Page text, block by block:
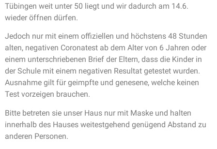
Tübingen weit unter 50 liegt und wir dadurch am 14.6.
wieder öffnen dürfen.
Jedoch nur mit einem offiziellen und höchstens 48 Stunden
alten, negativen Coronatest ab dem Alter von 6 Jahren oder
einem unterschriebenen Brief der Eltern, dass die Kinder in
der Schule mit einem negativen Resultat getestet wurden.
Ausnahme gilt für geimpfte und genesene, welche keinen
Test vorzeigen brauchen.
Bitte betreten sie unser Haus nur mit Maske und halten
innerhalb des Hauses weitestgehend genügend Abstand zu
anderen Personen.